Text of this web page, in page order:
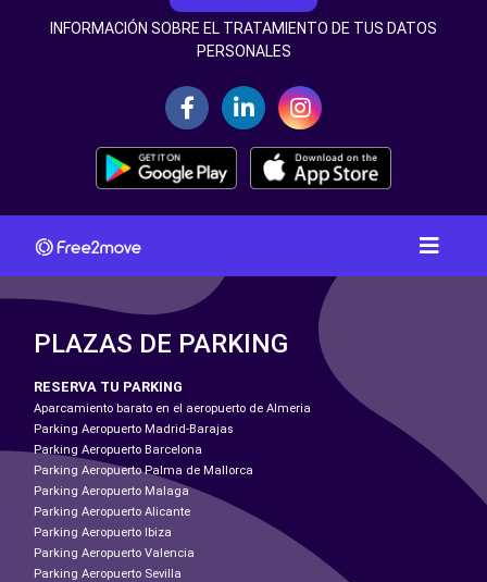
INFORMACIÓN SOBRE EL TRATAMIENTO DE TUS DATOS
PERSONALES
PLAZAS DE PARKING
RESERVA TU PARKING
Aparcamiento barato en el aeropuerto de Almeria
Parking Aeropuerto Madrid-Barajas
Parking Aeropuerto Barcelona
Parking Aeropuerto Palma de Mallorca
Parking Aeropuerto Malaga
Parking Aeropuerto Alicante
Parking Aeropuerto Ibiza
Parking Aeropuerto Valencia
Parking Aeropuerto Sevilla